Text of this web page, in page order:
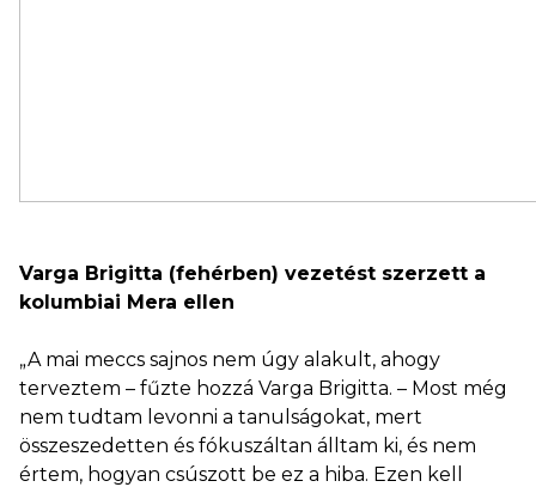
Varga Brigitta (fehérben) vezetést szerzett a
kolumbiai Mera ellen
„A mai meccs sajnos nem úgy alakult, ahogy
terveztem – fűzte hozzá Varga Brigitta. – Most még
nem tudtam levonni a tanulságokat, mert
összeszedetten és fókuszáltan álltam ki, és nem
értem, hogyan csúszott be ez a hiba. Ezen kell